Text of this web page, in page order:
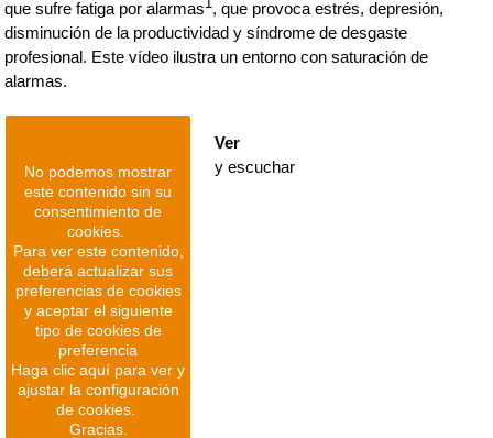
que sufre fatiga por alarmas1, que provoca estrés, depresión,
disminución de la productividad y síndrome de desgaste
profesional. Este vídeo ilustra un entorno con saturación de
alarmas.
No podemos mostrar
este contenido sin su
consentimiento de
cookies.
Para ver este contenido,
deberá actualizar sus
preferencias de cookies
y aceptar el siguiente
tipo de cookies de
preferencia
Haga clic aquí para ver y
ajustar la configuración
de cookies.
Gracias.
Ver
y escuchar